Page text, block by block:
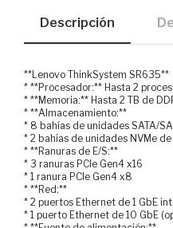
Descripción
**Lenovo ThinkSystem SR635**
* **Procesador:** Hasta 2
* **Memoria:** Hasta 2 TB de
* **Almacenamiento:**
* 8 bahías de unidades SATA/
* 2 bahías de unidades NVMe
* **Ranuras de E/S:**
* 3 ranuras PCIe Gen4 x16
* 1 ranura PCIe Gen4 x8
* **Red:**
* 2 puertos Ethernet de 1 GbE
* 1 puerto Ethernet de 10 GbE